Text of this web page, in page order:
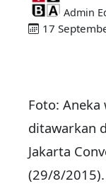
Admin
17
Foto: Aneka
ditawarkan
Jakarta
(29/8/2015).